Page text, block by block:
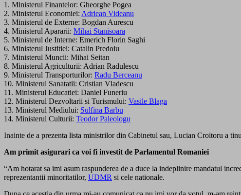
1. Ministerul Finantelor: Gheorghe Pogea
2. Ministerul Economiei: Adriean Videanu
3. Ministerul de Externe: Bogdan Aurescu
4. Ministerul Apararii: Mihai Stanisoara
5. Ministerul de Interne: Emerich Florin Saghi
6. Ministerul Justitiei: Catalin Predoiu
7. Ministerul Muncii: Mihai Seitan
8. Ministerul Agriculturii: Adrian Radulescu
9. Ministerul Transporturilor: Radu Berceanu
10. Ministerul Sanatatii: Cristian Vladescu
11. Ministerul Educatiei: Daniel Funeriu
12. Ministerul Dezvoltarii si Turismului: Vasile Blaga
13. Ministerul Mediului: Sulfina Barbu
14. Ministerul Culturii: Teodor Paleologu
Inainte de a prezenta lista ministrilor din Cabinetul sau, Lucian Croitoru a
Am primit asigurari ca voi fi investit de Parlamentul Romaniei
“Am hotarat sa imi asum raspunderea de a duce la indeplinire mandatul
reprezentantii minoritatilor, UDMR si cele nationale.